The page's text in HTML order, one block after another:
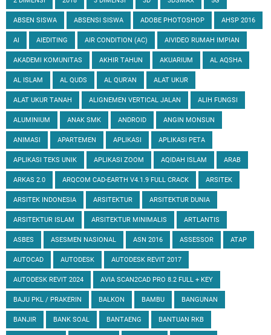
ABSEN SISWA ABSENSI SISWA ADOBE PHOTOSHOP AHSP 2016
AI AIEDITING AIR CONDITION (AC) AIVIDEO RUMAH IMPIAN
AKADEMI KOMUNITAS AKHIR TAHUN AKUARIUM AL AQSHA
AL ISLAM AL QUDS AL QUR'AN ALAT UKUR
ALAT UKUR TANAH ALIGNEMEN VERTICAL JALAN ALIH FUNGSI
ALUMINIUM ANAK SMK ANDROID ANGIN MONSUN
ANIMASI APARTEMEN APLIKASI APLIKASI PETA
APLIKASI TEKS UNIK APLIKASI ZOOM AQIDAH ISLAM ARAB
ARKAS 2.0 ARQCOM CAD-EARTH V4.1.9 FULL CRACK ARSITEK
ARSITEK INDONESIA ARSITEKTUR ARSITEKTUR DUNIA
ARSITEKTUR ISLAM ARSITEKTUR MINIMALIS ARTLANTIS
ASBES ASESMEN NASIONAL ASN 2016 ASSESSOR ATAP
AUTOCAD AUTODESK AUTODESK REVIT 2017
AUTODESK REVIT 2024 AVIA SCAN2CAD PRO 8.2 FULL + KEY
BAJU PKL / PRAKERIN BALKON BAMBU BANGUNAN
BANJIR BANK SOAL BANTAENG BANTUAN RKB